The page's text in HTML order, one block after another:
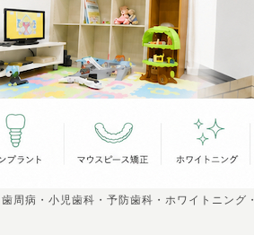
周病・小児歯科・予防歯科・ホワイトニン